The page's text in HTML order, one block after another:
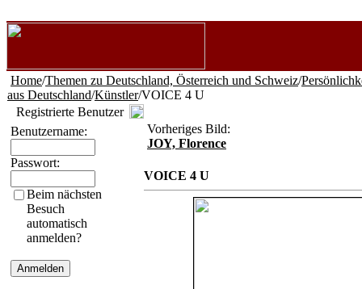
Home/Themen zu Deutschland, Österreich und Schweiz/
aus Deutschland/Künstler/VOICE 4 U
Registrierte Benutzer
Benutzername:
Passwort:
Beim nächsten
Besuch
automatisch
anmelden?
Vorheriges Bild:
JOY, Florence
VOICE 4 U